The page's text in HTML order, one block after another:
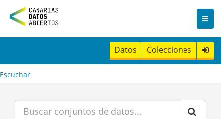
n
t
Datos Colecciones
Escuchar